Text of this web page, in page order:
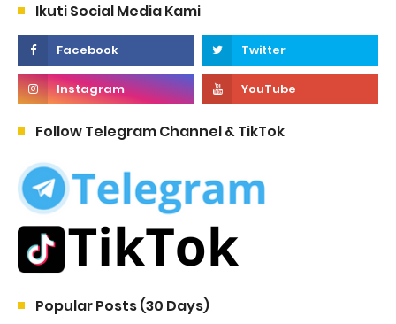
Ikuti Social Media Kami
Follow Telegram Channel & TikTok
Popular Posts (30 Days)